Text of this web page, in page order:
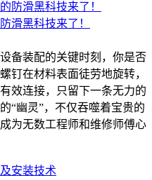
滑黑科技来了！
装配的关键时刻，你是否
在材料表面徒劳地旋转，
效连接，只留下一条无力的
“幽灵”，不仅吞噬着宝贵的
为无数工程师和维修师傅心
安装技术